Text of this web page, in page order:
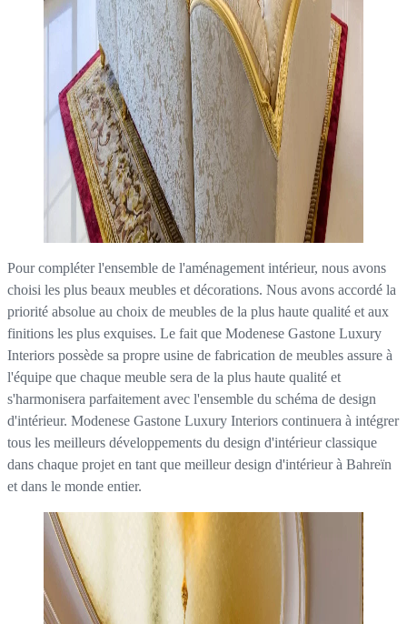
Pour compléter l'ensemble de l'aménagement intérieur, nous avons
choisi les plus beaux meubles et décorations. Nous avons accordé la
priorité absolue au choix de meubles de la plus haute qualité et aux
finitions les plus exquises. Le fait que Modenese Gastone Luxury
Interiors possède sa propre usine de fabrication de meubles assure à
l'équipe que chaque meuble sera de la plus haute qualité et
s'harmonisera parfaitement avec l'ensemble du schéma de design
d'intérieur. Modenese Gastone Luxury Interiors continuera à intégrer
tous les meilleurs développements du design d'intérieur classique
dans chaque projet en tant que meilleur design d'intérieur à Bahreïn
et dans le monde entier.